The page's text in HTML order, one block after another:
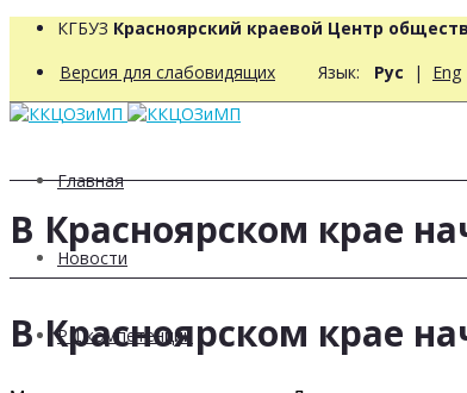
КГБУЗ Красноярский краевой Центр
Версия для слабовидящих Язык: Рус | Eng
Главная
Новости
РЦ компетенций
В Красноярском крае
В Красноярском крае